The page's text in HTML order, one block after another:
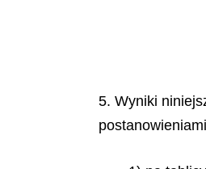
5. Wyniki